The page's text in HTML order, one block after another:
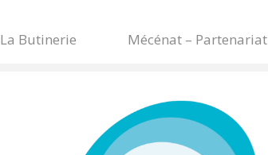
La Butinerie Mécénat – Partenariat